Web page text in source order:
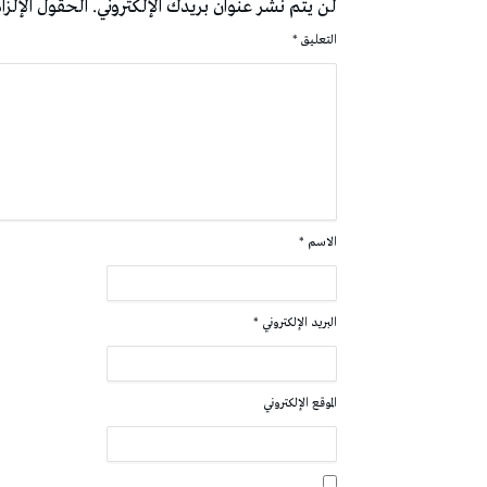
لن يتم نشر عنوان بريدك الإلكتروني. الحقول
التعليق *
الاسم *
البريد الإلكتروني *
الموقع الإلكتروني